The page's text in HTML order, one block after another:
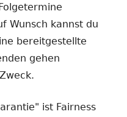
Wunsch kannst du
bereitgestellte
gehen
ist Fairness